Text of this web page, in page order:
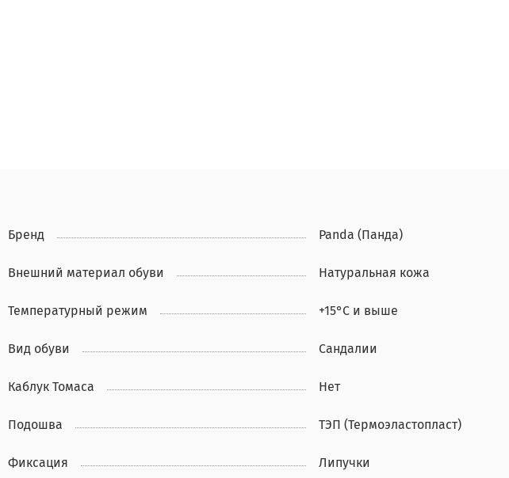
Бренд Panda (Панда)
Внешний материал обуви Натуральная кожа
Температурный режим +15°С и выше
Вид обуви Сандалии
Каблук Томаса Нет
Подошва ТЭП (Термоэластопласт)
Фиксация Липучки